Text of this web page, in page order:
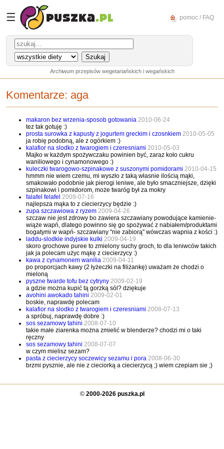
☰ pomoc / FAQ
Archiwum przepisów wegetariańskich i wegańskich
Komentarze: aga
makaron bez wrzenia-sposob gotowania 2010-06-24
tez tak gotuję :)
prosta surowka z kapusty z jogurtem greckim i czosnkiem 2010-05-05
ja robię podobną, ale z ogórkiem :)
kalafior na slodko z twarogiem i czeresniami 2010-05-03
Majko w każdym spożywczaku powinien być, zaraz koło cukru
waniliowego i cynamonowego :)
kuleczki twarogowo-szpinakowe z suszonymi pomidorami 2010-04-15
hmmm nie wiem czemu, mi wyszło z taką własnie ilością mąki,
smakowało podobnie jak pierogi leniwe, ale było smaczniejsze, dzięki
szpinakowi i pomidorom, może twaróg był za mokry
falafel felafel 2009-07-16
najlepsza mąka to z ciecierzycy będzie :)
zupa szczawiowa z ryzem 2009-04-26
szczaw nie jest zdrowy bo zawiera szczawiany powodujące kamienie-
wiąże wapń, dlatego powinno się go spożywać z nabiałem/produktami
bogatymi w wapń- szczawiany "nie zabiorą" wówczas wapnia z kości :)
laddu-slodkie indyjskie kulki 2009-04-19
skoro grochowe puree to zmielony suchy groch, to dla leniwców takich
jak ja polecam użyc mąkę z ciecierzycy :)
kawa z cynamonem wanilia 2009-04-11
po proporcjach kawy (2 łyżeczki na filiżankę) uważam że chodzi o
mieloną
pyszne twarde tofu bez cytryny 2009-02-19
a gdzie można kupić tą gorzką sól? dziękuje
avohini awokado tahini 2009-02-01
boskie, naprawdę polecam
kalafior na slodko z twarogiem i czeresniami 2008-07-13
a spróbuj, naprawdę dobre :)
sos sezamowy tahini 2008-07-10
takie małe ziarenka można zmielić w blenderze? chodzi mi o taki
ręczny
sos sezamowy tahini 2008-07-07
w czym mielisz sezam?
pasta z ciecierzycy soczewicy sezamu i pora 2008-06-30
brzmi pysznie, ale nie z cieciorką a ciecierzycą ;) wiem czepiam sie ;)
© 2000-2026 puszka.pl